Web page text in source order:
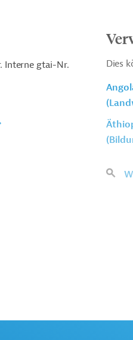
Interne gtai-Nr.
Dies